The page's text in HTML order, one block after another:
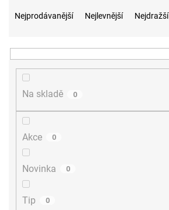
n
Nejprodávanější Nejlevnější Nejdražší
Na skladě 0
Akce 0
Novinka 0
Tip 0